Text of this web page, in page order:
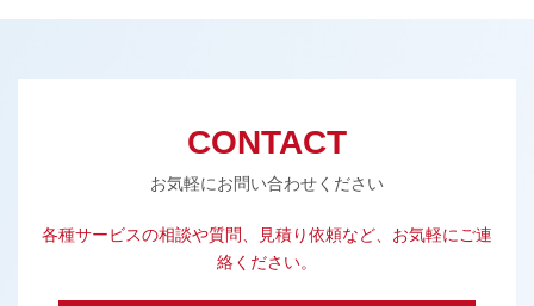
CONTACT
お気軽にお問い合わせください
各種サービスの相談や質問、見積り依頼など、お気軽にご連
絡ください。